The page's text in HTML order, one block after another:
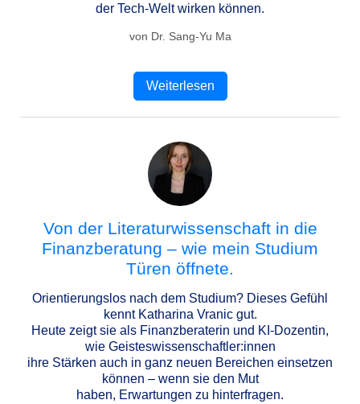
der Tech-Welt wirken können.
von Dr. Sang-Yu Ma
Weiterlesen
Von der Literaturwissenschaft in die
Finanzberatung – wie mein Studium
Türen öffnete.
Orientierungslos nach dem Studium? Dieses Gefühl
kennt Katharina Vranic gut.
Heute zeigt sie als Finanzberaterin und KI-Dozentin,
wie Geisteswissenschaftler:innen
ihre Stärken auch in ganz neuen Bereichen einsetzen
können – wenn sie den Mut
haben, Erwartungen zu hinterfragen.